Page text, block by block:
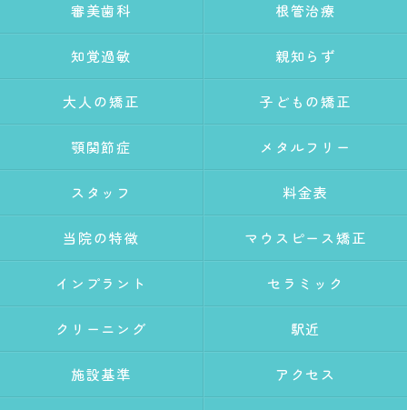
審美歯科 根管治療
知覚過敏 親知らず
大人の矯正 子どもの矯正
顎関節症 メタルフリー
スタッフ 料金表
当院の特徴 マウスピース矯正
インプラント セラミック
クリーニング 駅近
施設基準 アクセス